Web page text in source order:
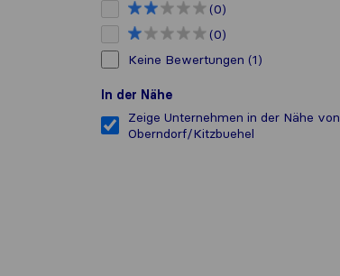
(0)
(0)
Keine Bewertungen (1)
In der Nähe
Zeige Unternehmen in der Nähe von
Oberndorf/Kitzbuehel